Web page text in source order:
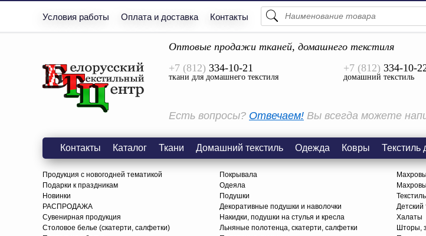
Условия работы Оплата и доставка Контакты
Оптовые продажи тканей, домашнего текстиля
+7 (812) 334-10-21
ткани для домашнего текстиля
+7 (812) 334-10-
домашний текстиль
Есть вопросы? Отвечаем! Вы всегда можете
Контакты Каталог Ткани Домашний текстиль Одежда Ковры Текстиль
Продукция с новогодней тематикой
Подарки к праздникам
Новинки
РАСПРОДАЖА
Сувенирная продукция
Столовое белье (скатерти, салфетки)
Покрывала
Одеяла
Подушки
Декоративные подушки и наволочки
Накидки, подушки на стулья и кресла
Льняные полотенца, скатерти, салфетки
Детский
Халаты
Шторы,